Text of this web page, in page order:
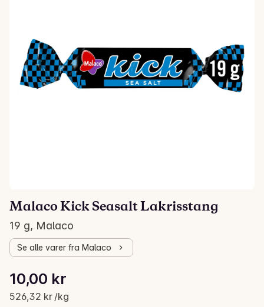
Malaco Kick Seasalt Lakrisstang
19 g, Malaco
Se alle varer fra Malaco
Gjeldende pris er: 10,00 kr
10,00 kr
526,32 kr /kg
Stykkpris: 526,32 kr /kg